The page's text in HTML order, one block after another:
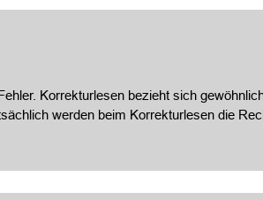
Korrekturlesen bezieht sich
werden beim Korrekturlesen die